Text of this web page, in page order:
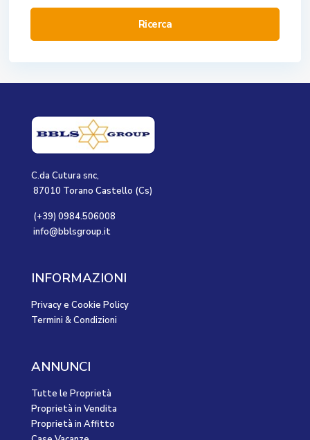
Ricerca
C.da Cutura snc,
87010 Torano Castello (Cs)
(+39) 0984.506008
info@bblsgroup.it
INFORMAZIONI
Privacy e Cookie Policy
Termini & Condizioni
ANNUNCI
Tutte le Proprietà
Proprietà in Vendita
Proprietà in Affitto